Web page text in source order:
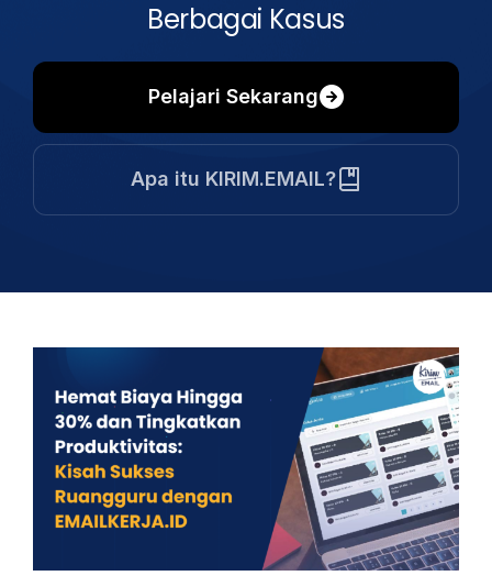
Berbagai Kasus
Pelajari Sekarang
Apa itu KIRIM.EMAIL?